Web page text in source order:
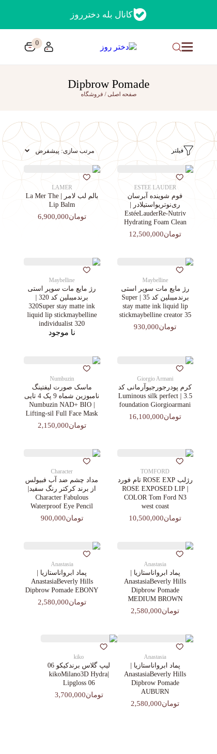
کانال بله دخترروز
0
Dipbrow Pomade
صفحه اصلی/ فروشگاه
فیلتر
ESTEE LAUDER
فوم شوینده آبرسان
ری‌نوتریواستیلادر |
EstéeLauderRe-Nutriv
Hydrating Foam Clean
تومان12,500,000
LAMER
بالم لب لامر | La Mer The
Lip Balm
تومان6,900,000
Maybelline
رژ مایع مات سوپر استی‌
برندمیبلین کد 35 | Super
stay matte ink liquid lip
stickmaybelline creator 35
تومان930,000
Maybelline
رژ مایع مات سوپر استی‌
برندمیبلین کد 320 |
320Super stay matte ink
liquid lip stickmaybelline
individualist 320
نا موجود
Giorgio Armani
کرم پودرجورجیوآرمانی کد
3.5 | Luminous silk perfect
foundation Giorgioarmani
تومان16,100,000
Numbuzin
ماسک صورت لیفتینگ
نامبوزین شماه 9 پک 4 تایی
| Numbuzin NAD+ BIO
Lifting-sil Full Face Mask
تومان2,150,000
TOMFORD
رژلب ROSE EXP تام فورد
| ROSE EXPOSED LIP
COLOR Tom Ford N3
west coast
تومان10,500,000
Character
مداد چشم ضد آب فبیولس
از برند کرکتر رنگ سفید|
Character Fabulous
Waterproof Eye Pencil
تومان900,000
Anastasia
پماد ابرواناستازیا |
AnastasiaBeverly Hills
Dipbrow Pomade
MEDIUM BROWN
تومان2,580,000
Anastasia
پماد ابرواناستازیا |
AnastasiaBeverly Hills
Dipbrow Pomade EBONY
تومان2,580,000
Anastasia
پماد ابرواناستازیا |
AnastasiaBeverly Hills
Dipbrow Pomade
AUBURN
تومان2,580,000
kiko
لیپ گلاس‌ برندکیکو 06
|kikoMilano3D Hydra
Lipgloss 06
تومان3,700,000